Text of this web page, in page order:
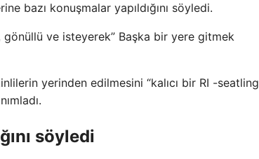
bazı konuşmalar yapıldığını söyledi.
gönüllü ve isteyerek” Başka bir yere gitmek
yerinden edilmesini “kalıcı bir RI -seatling
söyledi